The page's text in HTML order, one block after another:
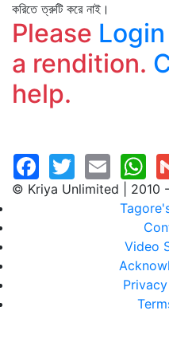
করিতে ত্রুটি করে নাই।
Please Login
a rendition.
help.
© Kriya Unlimited | 2010
Video